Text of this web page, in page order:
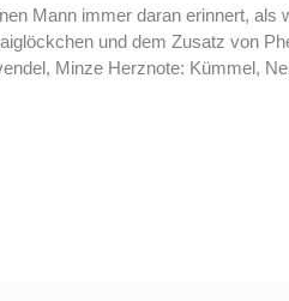
Mann immer daran erinnert,
und dem Zusatz von
Vanille, Zedernholz Alle unsere Düfte sind Original Düfte der Marke FM Group